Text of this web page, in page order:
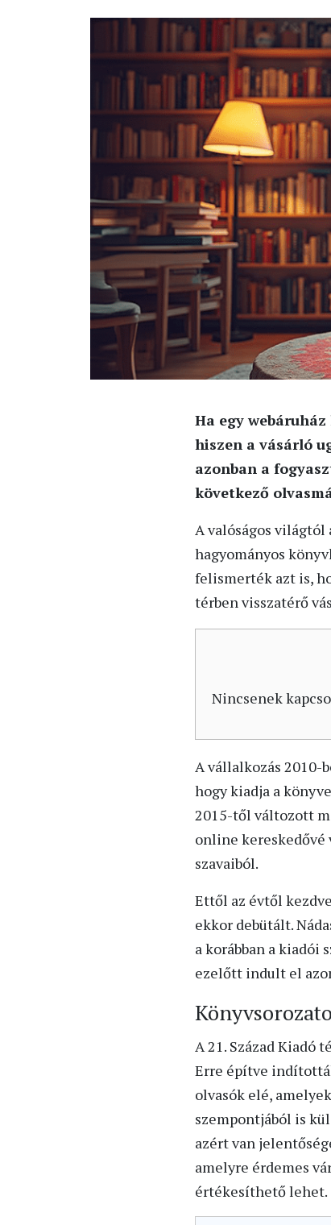
Ha egy
hiszen a vásárló
azonban a
következő
A valóságos
hagyományos
felismerték azt is,
térben visszatérő
Nincsenek
A vállalkozás 2010-
hogy kiadja a
2015-től változott
online kereskedővé
szavaiból.
Ettől az évtől
ekkor debütált.
a korábban a kiadói
ezelőtt indult el
A 21. Század Kiadó
Erre építve
olvasók elé,
szempontjából is
azért van
amelyre érdemes
értékesíthető lehet.